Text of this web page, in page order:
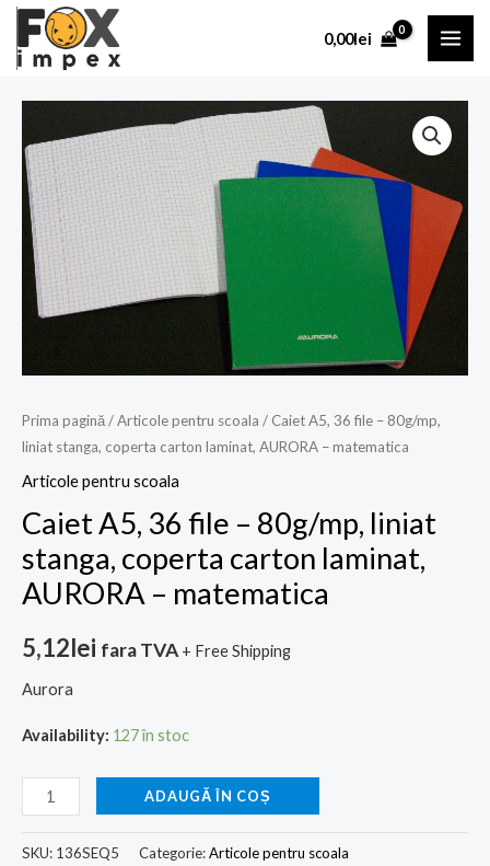
Skip
content
0,00lei
Prima pagină/Articole pentru scoala / Caiet A5, 36 file – 80g/mp,
liniat stanga, coperta carton laminat, AURORA – matematica
Articole pentru scoala
Caiet A5, 36 file – 80g/mp, liniat
stanga, coperta carton laminat,
AURORA – matematica
5,12lei fara TVA + Free Shipping
Aurora
Availability: 127 în stoc
Caiet
A5,
36
file
80g/mp,
liniat
coperta
laminat,
matematica
ADAUGĂ ÎN COȘ
SKU: 136SEQ5 Categorie:Articole pentru scoala